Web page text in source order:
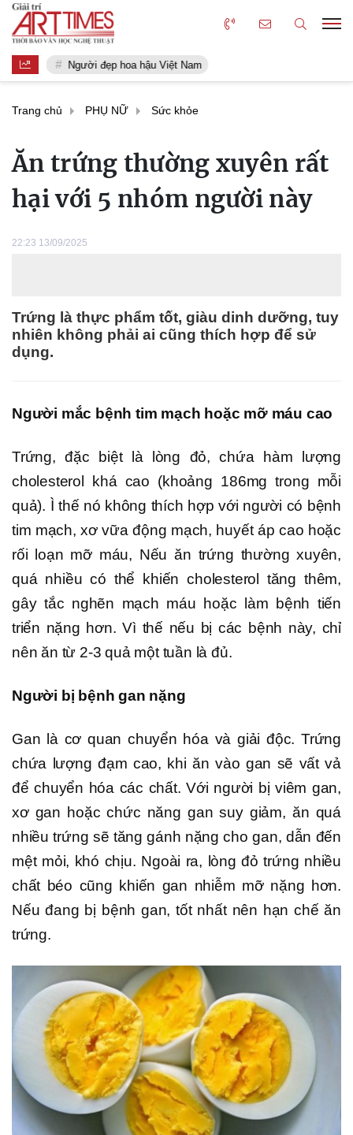
Người đẹp hoa hậu Việt Nam
Trang chủ PHỤ NỮ Sức khỏe
Ăn trứng thường xuyên rất
hại với 5 nhóm người này
22:23 13/09/2025
Trứng là thực phẩm tốt, giàu dinh dưỡng, tuy
nhiên không phải ai cũng thích hợp để sử
dụng.
Người mắc bệnh tim mạch hoặc mỡ máu cao
Trứng, đặc biệt là lòng đỏ, chứa hàm lượng
cholesterol khá cao (khoảng 186mg trong mỗi
quả). Ì thế nó không thích hợp với người có bệnh
tim mạch, xơ vữa động mạch, huyết áp cao hoặc
rối loạn mỡ máu, Nếu ăn trứng thường xuyên,
quá nhiều có thể khiến cholesterol tăng thêm,
gây tắc nghẽn mạch máu hoặc làm bệnh tiến
triển nặng hơn. Vì thế nếu bị các bệnh này, chỉ
nên ăn từ 2-3 quả một tuần là đủ.
Người bị bệnh gan nặng
Gan là cơ quan chuyển hóa và giải độc. Trứng
chứa lượng đạm cao, khi ăn vào gan sẽ vất vả
để chuyển hóa các chất. Với người bị viêm gan,
xơ gan hoặc chức năng gan suy giảm, ăn quá
nhiều trứng sẽ tăng gánh nặng cho gan, dẫn đến
mệt mỏi, khó chịu. Ngoài ra, lòng đỏ trứng nhiều
chất béo cũng khiến gan nhiễm mỡ nặng hơn.
Nếu đang bị bệnh gan, tốt nhất nên hạn chế ăn
trứng.